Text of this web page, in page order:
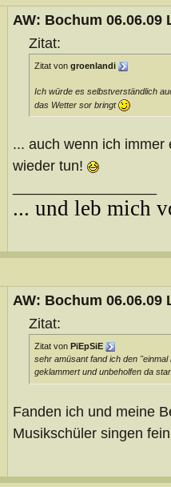
AW: Bochum 06.06.09
Zitat:
Zitat von groenlandi
Ich würde es selbstverständlich
das Wetter sor bringt
... auch wenn ich immer
wieder tun!
... und leb mich
AW: Bochum 06.06.09
Zitat:
Zitat von PiEpSiE
sehr amüsant fand ich den
geklammert und unbeholfen da
Fanden ich und meine
Musikschüler singen